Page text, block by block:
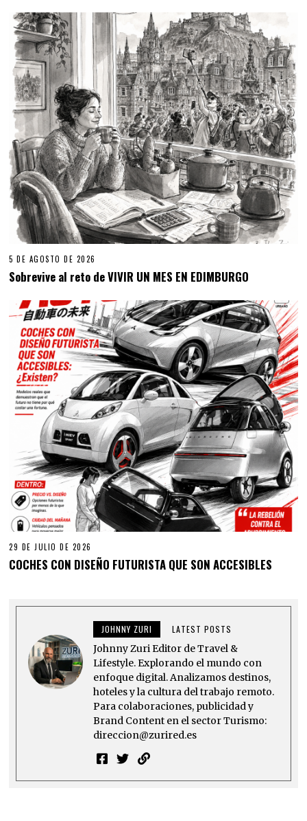
5 DE AGOSTO DE 2026
Sobrevive al reto de VIVIR UN MES EN EDIMBURGO
29 DE JULIO DE 2026
COCHES CON DISEÑO FUTURISTA QUE SON ACCESIBLES
JOHNNY ZURI LATEST POSTS
Johnny Zuri Editor de Travel &
Lifestyle. Explorando el mundo con
enfoque digital. Analizamos destinos,
hoteles y la cultura del trabajo remoto.
Para colaboraciones, publicidad y
Brand Content en el sector Turismo:
direccion@zurired.es